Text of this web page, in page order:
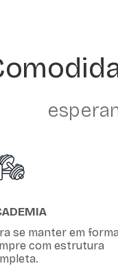
se manter em forma
com estrutura